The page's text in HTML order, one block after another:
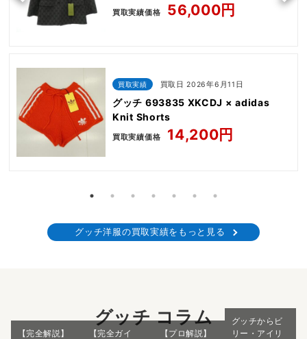
柄
買取実績価格 56,000円
買取実績 買取日 2026年6月11日
グッチ 693835 XKCDJ × adidas
Knit Shorts
買取実績価格 14,200円
グッチ洋服の買取実績をもっと見る
グッチ コラム
【完全解説】
【完全ガイ
【プロ解説】
グッチからビ
リー・アイリ